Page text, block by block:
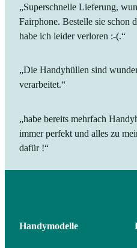
„Superschnelle Lieferung,
Fairphone. Bestelle sie schon
habe ich leider verloren :-(.“
„Die Handyhüllen sind
verarbeitet.“
„habe bereits mehrfach
immer perfekt und alles zu
dafür !“
Handymodelle